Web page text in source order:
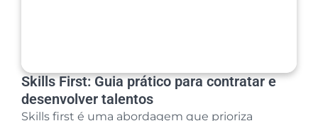
Skills First: Guia prático para contratar e
desenvolver talentos
Skills first é uma abordagem que prioriza